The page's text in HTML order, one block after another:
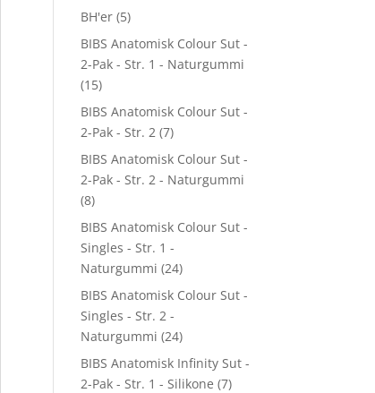
BH'er (5)
BIBS Anatomisk Colour Sut -
2-Pak - Str. 1 - Naturgummi
(15)
BIBS Anatomisk Colour Sut -
2-Pak - Str. 2 (7)
BIBS Anatomisk Colour Sut -
2-Pak - Str. 2 - Naturgummi
(8)
BIBS Anatomisk Colour Sut -
Singles - Str. 1 -
Naturgummi (24)
BIBS Anatomisk Colour Sut -
Singles - Str. 2 -
Naturgummi (24)
BIBS Anatomisk Infinity Sut -
2-Pak - Str. 1 - Silikone (7)